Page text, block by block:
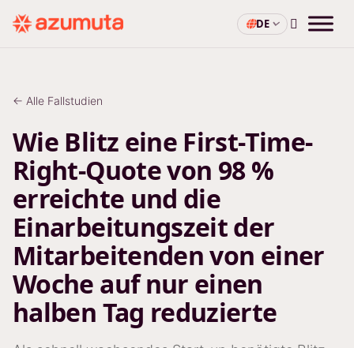
DE
← Alle Fallstudien
Wie Blitz eine First-Time-
Right-Quote von 98 %
erreichte und die
Einarbeitungszeit der
Mitarbeitenden von einer
Woche auf nur einen
halben Tag reduzierte